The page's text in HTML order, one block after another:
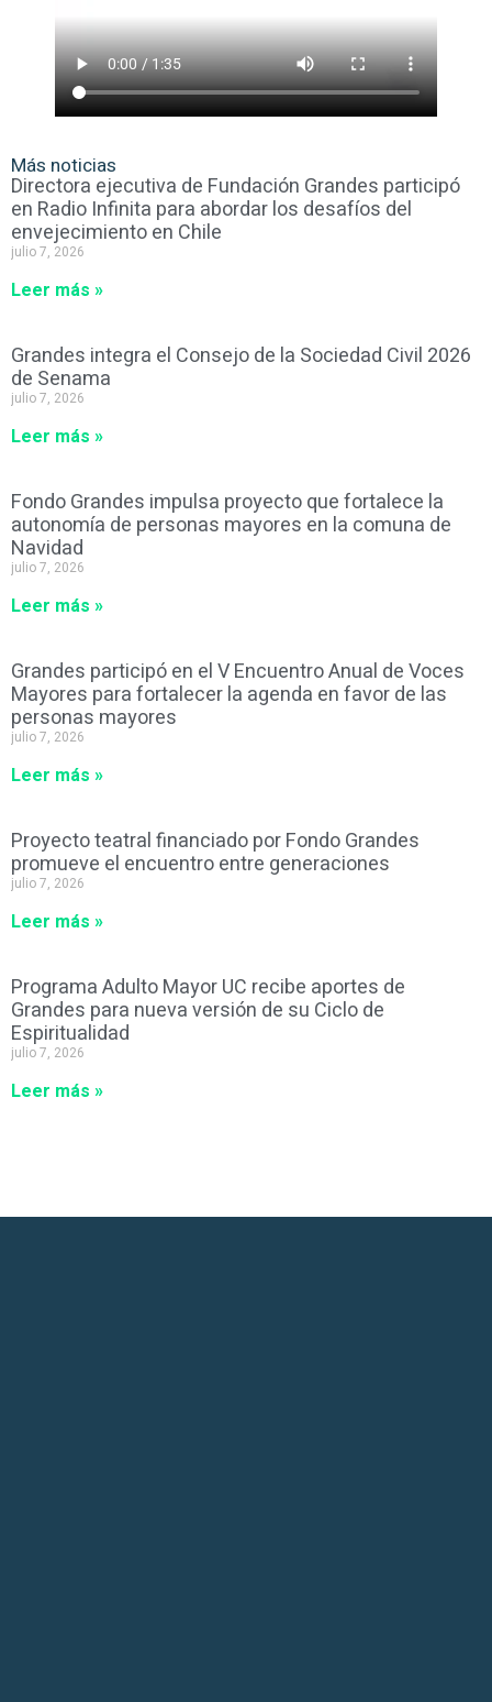
Más noticias
Directora ejecutiva de Fundación Grandes participó
en Radio Infinita para abordar los desafíos del
envejecimiento en Chile
julio 7, 2026
Leer más »
Grandes integra el Consejo de la Sociedad Civil 2026
de Senama
julio 7, 2026
Leer más »
Fondo Grandes impulsa proyecto que fortalece la
autonomía de personas mayores en la comuna de
Navidad
julio 7, 2026
Leer más »
Grandes participó en el V Encuentro Anual de Voces
Mayores para fortalecer la agenda en favor de las
personas mayores
julio 7, 2026
Leer más »
Proyecto teatral financiado por Fondo Grandes
promueve el encuentro entre generaciones
julio 7, 2026
Leer más »
Programa Adulto Mayor UC recibe aportes de
Grandes para nueva versión de su Ciclo de
Espiritualidad
julio 7, 2026
Leer más »